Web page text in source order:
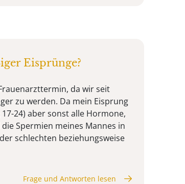
Eisprünge?
da wir seit
zu werden. Da mein Eisprung
24) aber sonst alle Hormone,
Spermien meines Mannes in
schlechten beziehungsweise
Frage und Antworten lesen